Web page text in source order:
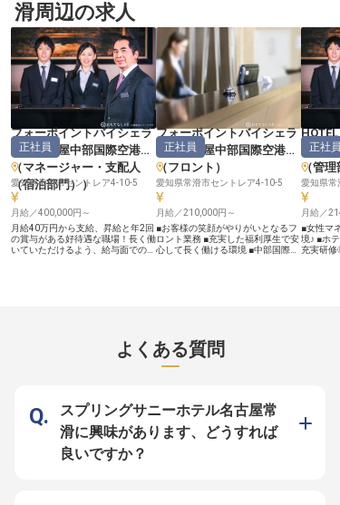
会、ご家族のお祝い、二次会パーテ
ィーまで、様々なシーンで心に残る
おもてなしを料理で表現してくださ
い。 ライブ感あふれるオープンキ
ッチンで、あなたの創造性と技術を
存分に発揮し、お客様の笑顔を直接
感じられるやりがいを実感できま
す。 ーー【経験を活かし、次なる
ステップへ】 調理実務経験をお持
ちの方を歓迎いたします。 これま
での経験を活かし、副料理長として
チームを牽引し、より質の高いおも
てなしを追求するポジションです。
月給325,000円からのスタートで、
あなたのスキルと情熱を正当に評価
いたします。 社会保険完備、残業
手当、制服貸与、社員割引制度な
ど、安心して長く働ける環境を整え
ております。 年間休日110日、育児
休暇制度もあり、ワークライフバラ
ンスも大切にできます。 ※2026年
04月13日時点の情報です
滑周辺の求人
フォーポイントバイシェラ
トン名古屋中部国際空港
（マネージャー・支配人
（宿泊部門））
正社員
愛知県常滑市セントレア4-10-5
月給／400,000円～
月給40万円から支給、昇給と年2回
の賞与がある好待遇な職場！長く働
いていただけるよう、給与面でのサ
の場所に位置するホテルです。※こ
の求人は2024年1月16日時点の情
フォーポイントバイシェラ
トン名古屋中部国際空港
（フロント ）
正社員
愛知県常滑市セントレア4-10-5
月給／210,000円～
■お客様の笑顔がやりがいとなるフ
ロント業務 ■充実した福利厚生で安
心して長く働ける環境 ■中部国際空
ックアウト対応はもちろん、お客様
の旅がより快適で思い出深いものと
なるよう、細やかな気配りと心遣い
のやりがいとなるお仕事です。国際
色豊かなお客様との出会いも多く、
毎日が新しい発見に満ちています。
ーー【成長を支える充実した環境と
（マネ
（管理
正社員
愛知県常
月給／
■女性マ
境♪ ■ホ
充実研
りのやりがい
よくある質問
スプリングサニーホテル名古屋常
滑に興味があります、どうすれば
良いですか？